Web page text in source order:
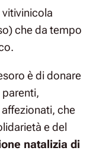
vitivinicola
che da tempo
è di donare
che
e del
natalizia di